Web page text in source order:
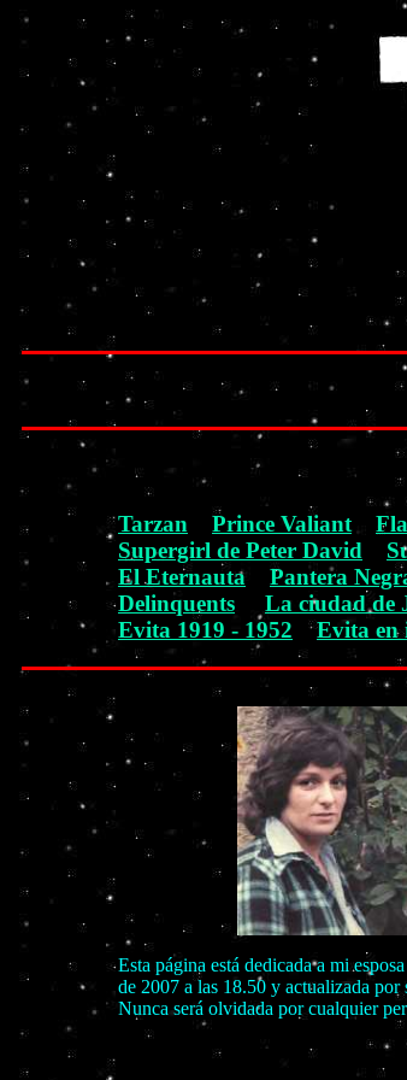
Tarzan Prince Valiant
Supergirl de Peter David
El Eternauta
Pantera
Delinquents
La ciudad de
Evita 1919 - 1952
Evita en
Esta página está dedicada a mi
de 2007 a las 18.50 y actualizada
Nunca será olvidada por cualquier